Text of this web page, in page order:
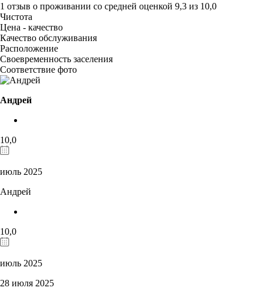
1 отзыв о проживании со средней оценкой 9,3 из 10,0
Чистота
Цена - качество
Качество обслуживания
Расположение
Своевременность заселения
Соответствие фото
Андрей
10,0
июль 2025
Андрей
10,0
июль 2025
28 июля 2025